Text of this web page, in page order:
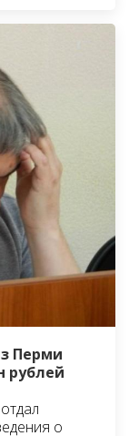
Перми
рублей
о